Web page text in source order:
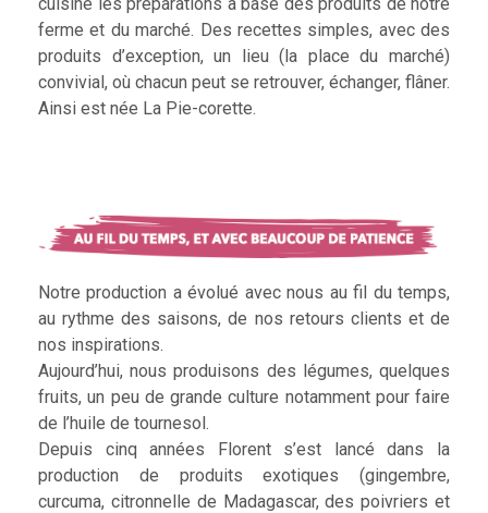
cuisine les préparations à base des produits de notre
ferme et du marché. Des recettes simples, avec des
produits d’exception, un lieu (la place du marché)
convivial, où chacun peut se retrouver, échanger, flâner.
Ainsi est née La Pie-corette.
Notre production a évolué avec nous au fil du temps,
au rythme des saisons, de nos retours clients et de
nos inspirations.
Aujourd’hui, nous produisons des légumes, quelques
fruits, un peu de grande culture notamment pour faire
de l’huile de tournesol.
Depuis cinq années Florent s’est lancé dans la
production de produits exotiques (gingembre,
curcuma, citronnelle de Madagascar, des poivriers et